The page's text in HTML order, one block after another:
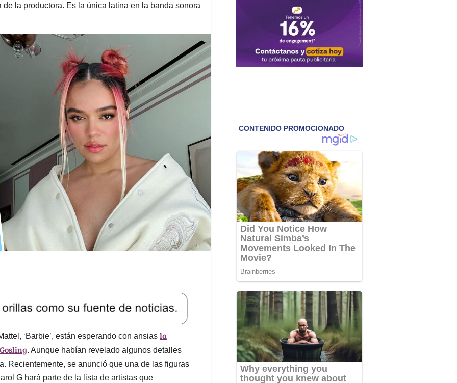
la productora. Es la única latina en la banda sonora
‘Barbie’, están esperando con ansias la
. Aunque habían revelado algunos detalles
Recientemente, se anunció que una de las figuras
G hará parte de la lista de artistas que